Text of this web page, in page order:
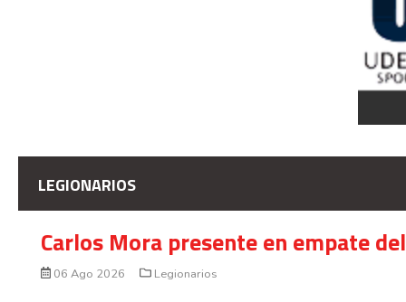
LEGIONARIOS
Carlos Mora presente en empate
06 Ago 2026 Legionarios